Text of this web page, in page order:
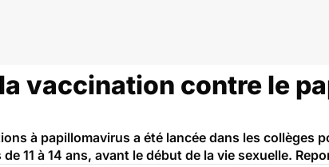
vaccination contre le
à papillomavirus a été lancée dans les collèges
11 à 14 ans, avant le début de la vie sexuelle.